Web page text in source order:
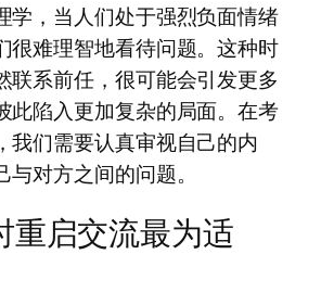
学，当人们处于强烈负面情绪
很难理智地看待问题。这种时
联系前任，很可能会引发更多
此陷入更加复杂的局面。在考
我们需要认真审视自己的内
对方之间的问题。
重启交流最为适